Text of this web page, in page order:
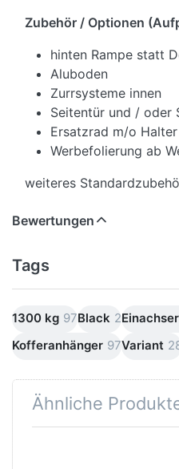
Zubehör / Optionen
hinten Rampe statt
Aluboden
Zurrsysteme innen
Seitentür und / oder
Ersatzrad m/o Halter
Werbefolierung ab
weiteres
Bewertungen
Tags
1300 kg 97Black 2Einachser
Kofferanhänger 97Variant
Ähnliche